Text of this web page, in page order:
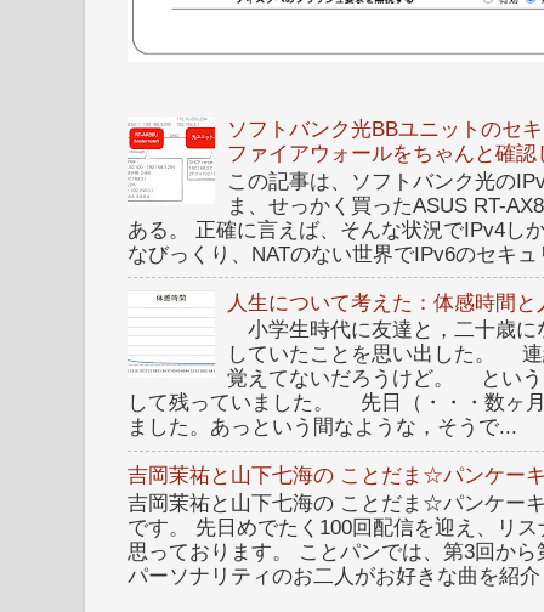
ソフトバンク光BBユニットのセ
ファイアウォールをちゃんと確認
この記事は、ソフトバンク光の
ま、せっかく買ったASUS RT-
ある。 正確に言えば、そんな状況でIPv4し
なびっくり、NATのない世界でIPv6のセキ
人生について考えた：体感時間
小学生時代に友達と，二十歳に
していたことを思い出した。
覚えてないだろうけど。 という
して残っていました。 先日（・・・数ヶ
ました。あっという間なような，そうで...
吉岡茉祐と山下七海の ことだま☆パンケー
吉岡茉祐と山下七海の ことだま☆パンケー
です。 先日めでたく100回配信を迎え、リ
思っております。 ことパンでは、第3回か
パーソナリティのお二人がお好きな曲を紹